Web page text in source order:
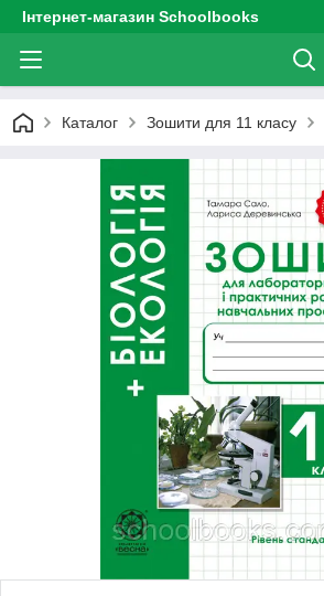
Інтернет-магазин Schoolbooks
Каталог Зошити для 11 класу